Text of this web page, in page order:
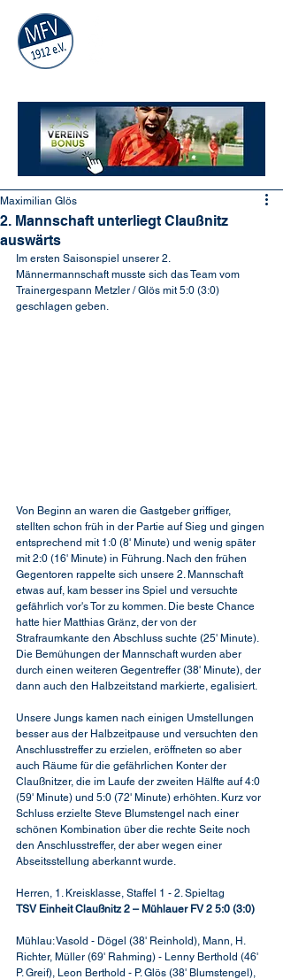
2. Mannschaft unterliegt Claußnitz
auswärts
Maximilian Glös
Im ersten Saisonspiel unserer 2.
Männermannschaft musste sich das Team vom
Trainergespann Metzler / Glös mit 5:0 (3:0)
geschlagen geben.
Von Beginn an waren die Gastgeber griffiger,
stellten schon früh in der Partie auf Sieg und gingen
entsprechend mit 1:0 (8' Minute) und wenig später
mit 2:0 (16' Minute) in Führung. Nach den frühen
Gegentoren rappelte sich unsere 2. Mannschaft
etwas auf, kam besser ins Spiel und versuchte
gefährlich vor's Tor zu kommen. Die beste Chance
hatte hier Matthias Gränz, der von der
Strafraumkante den Abschluss suchte (25' Minute).
Die Bemühungen der Mannschaft wurden aber
durch einen weiteren Gegentreffer (38' Minute), der
dann auch den Halbzeitstand markierte, egalisiert.
Unsere Jungs kamen nach einigen Umstellungen
besser aus der Halbzeitpause und versuchten den
Anschlusstreffer zu erzielen, eröffneten so aber
auch Räume für die gefährlichen Konter der
Claußnitzer, die im Laufe der zweiten Hälfte auf 4:0
(59' Minute) und 5:0 (72' Minute) erhöhten. Kurz vor
Schluss erzielte Steve Blumstengel nach einer
schönen Kombination über die rechte Seite noch
den Anschlusstreffer, der aber wegen einer
Abseitsstellung aberkannt wurde.
Herren, 1. Kreisklasse, Staffel 1 - 2. Spieltag
TSV Einheit Claußnitz 2 – Mühlauer FV 2 5:0 (3:0)
Mühlau: Vasold - Dögel (38' Reinhold), Mann, H.
Richter, Müller (69' Rahming) - Lenny Berthold (46'
P. Greif), Leon Berthold - P. Glös (38' Blumstengel),